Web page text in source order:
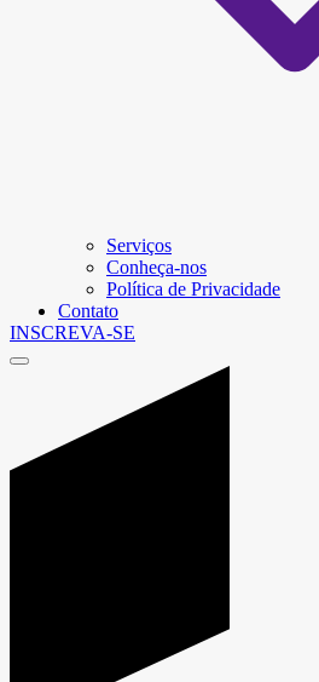
Serviços
Conheça-nos
Política de Privacidade
Contato
INSCREVA-SE